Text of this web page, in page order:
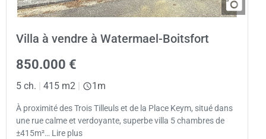
Villa à vendre à Watermael-Boitsfort
850.000 €
5 ch. 415 m2 1m
À proximité des Trois Tilleuls et de la Place Keym, situé dans
une rue calme et verdoyante, superbe villa 5 chambres de
±415m²… Lire plus